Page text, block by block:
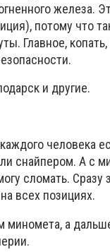
железа.
потому что
Главное,
и другие.
человека
снайпером. А с
сломать. Сразу
всех позициях.
миномета, а